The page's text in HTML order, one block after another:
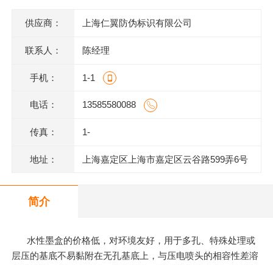
供应商： 上海仁翼防伪标识有限公司
联系人： 陈经理
手机： 1-1
电话： 13585580088
传真： 1-
地址： 上海嘉定区上海市嘉定区云谷路599弄6号
简介
水性墨盒的价格低，对环境友好，用于多孔、特殊处理或
层压的基底不易黏附在无孔基底上，与压电喷头的相容性差溶